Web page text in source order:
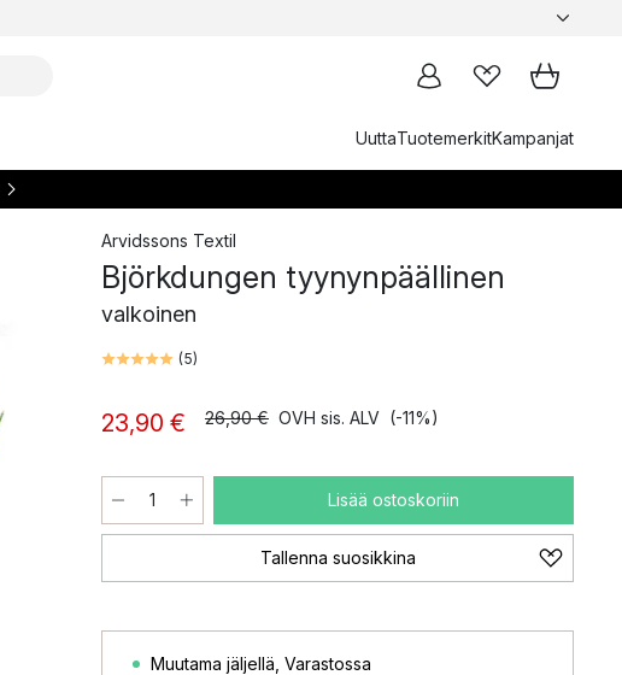
UuttaTuotemerkitKampanjat
Arvidssons Textil
Björkdungen tyynynpäällinen
valkoinen
(5)
23,90 € 26,90 € OVH sis. ALV (-11%)
Lisää ostoskoriin
Tallenna suosikkina
Muutama jäljellä Varastossa